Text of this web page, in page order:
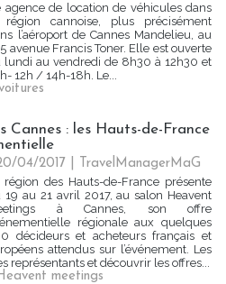
agence de location de véhicules dans
cannoise, plus précisément
l’aéroport de Cannes Mandelieu, au
avenue Francis Toner. Elle est ouverte
lundi au vendredi de 8h30 à 12h30 et
12h / 14h-18h. Le...
Cannes : les Hauts-de-France
04/2017
TravelManagerMaG
région des Hauts-de-France présente
19 au 21 avril 2017, au salon Heavent
à Cannes, son offre
régionale aux quelques
décideurs et acheteurs français et
attendus sur l’événement. Les
représentants et découvrir les offres...
meetings